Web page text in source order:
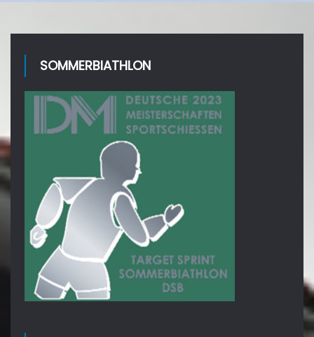
SOMMERBIATHLON